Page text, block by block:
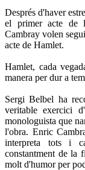
Després d'haver
el primer acte de
Cambray volen
acte de Hamlet.
Hamlet, cada
manera per dur a
Sergi Belbel ha
veritable exercici
monologuista que
l'obra. Enric
interpreta tots i
constantment de la
molt d'humor per